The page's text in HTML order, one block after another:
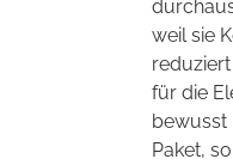
weil sie
für die
bewusst
Paket,